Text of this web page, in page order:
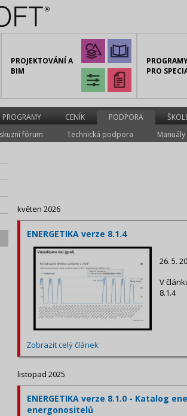
PROJEKTOVÁNÍ A
BIM
PRO
PROGRAMY CENÍK PODPORA
fórum Technická podpora Manuály
květen 2026
ENERGETIKA verze 8.1.4
26. 5.
V
8.1.4
Zobrazit celý článek
listopad 2025
ENERGETIKA verze 8.1.0 - Katalog
energonositelů